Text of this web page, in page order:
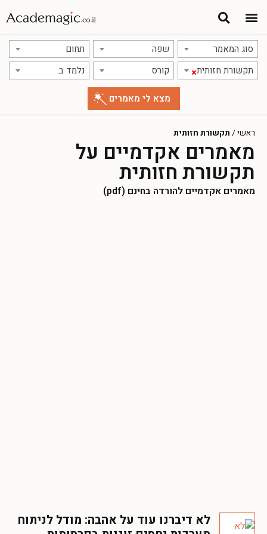
סוג המאמר שפה תחום
×תקשורת חזותית קורס נלמד ב:
ראשי / תקשורת חזותית
מאמרים אקדמיים על
תקשורת חזותית
מאמרים אקדמיים להורדה בחינם (pdf)
לא דיברנו עוד על אהבה: מודל לניתוח